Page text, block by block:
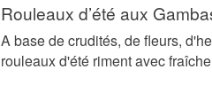
Rouleaux d’été aux
A base de crudités, de fleurs,
rouleaux d'été riment avec